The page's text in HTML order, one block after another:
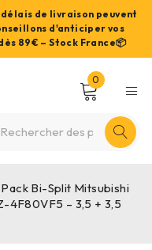
de livraison peuvent
d'anticiper vos
89€ – Stock France📦
0
Pack Bi-Split Mitsubishi
4F80VF5 – 3,5 + 3,5